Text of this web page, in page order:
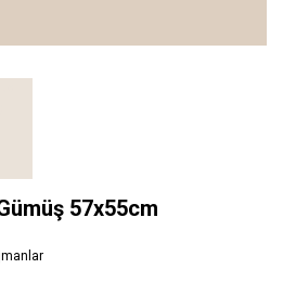
57x55cm